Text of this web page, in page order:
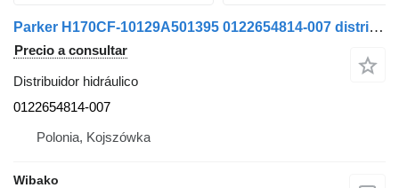
Parker H170CF-10129A501395 0122654814-007 distribuidor hidráulico
Precio a consultar
Distribuidor hidráulico
0122654814-007
Polonia, Kojszówka
Wibako